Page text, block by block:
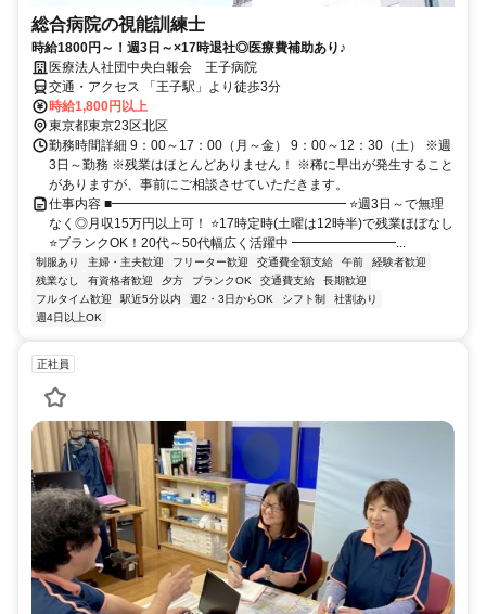
総合病院の視能訓練士
時給1800円～！週3日～×17時退社◎医療費補助あり♪
医療法人社団中央白報会 王子病院
交通・アクセス 「王子駅」より徒歩3分
時給1,800円以上
東京都東京23区北区
勤務時間詳細 9：00～17：00（月～金） 9：00～12：30（土） ※週
3日～勤務 ※残業はほとんどありません！ ※稀に早出が発生すること
がありますが、事前にご相談させていただきます。
仕事内容 ■━━━━━━━━━━━━━━━━━━ ⭐週3日～で無理
なく◎月収15万円以上可！ ⭐17時定時(土曜は12時半)で残業ほぼなし
⭐ブランクOK！20代～50代幅広く活躍中 ━━━━━━━━...
制服あり 主婦・主夫歓迎 フリーター歓迎 交通費全額支給 午前
経験者歓迎
残業なし
有資格者歓迎 夕方 ブランクOK 交通費支給
長期歓迎
フルタイム歓迎
駅近5分以内 週2・3日からOK シフト制
社割あり
週4日以上OK
正社員